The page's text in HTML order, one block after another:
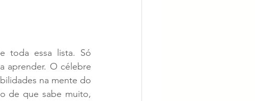
toda essa lista. Só
aprender. O célebre
na mente do
de que sabe muito,